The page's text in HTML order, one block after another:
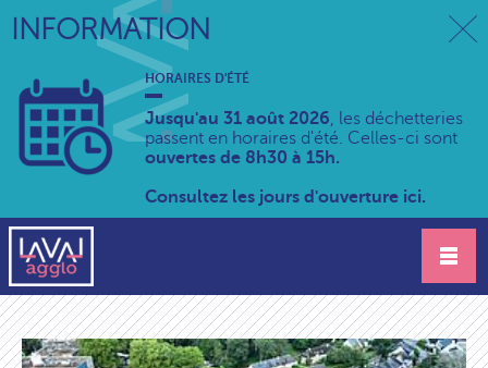
INFORMATION
HORAIRES D'ÉTÉ
Jusqu'au 31 août 2026, les déchetteries
passent en horaires d'été. Celles-ci sont
ouvertes de 8h30 à 15h.
Consultez les jours d'ouverture ici.